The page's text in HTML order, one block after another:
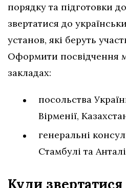
порядку та підготовки
звертатися до
установ, які беруть
Оформити посвідчення
закладах:
посольства
Вірменії,
генеральні
Стамбулі та
Куди звертатися